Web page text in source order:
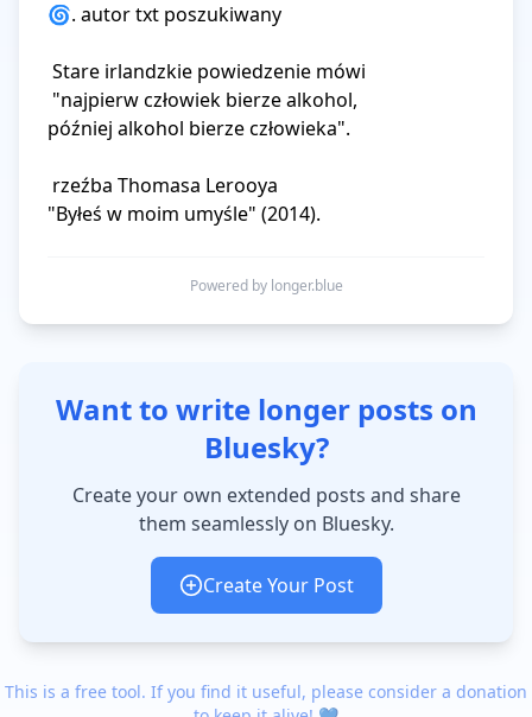
🌀. autor txt poszukiwany
później alkohol bierze człowieka".
"Byłeś w moim umyśle" (2014).
Powered by longer.blue
Want to write longer posts on
Bluesky?
Create your own extended posts and share
them seamlessly on Bluesky.
Create Your Post
This is a free tool. If you find it useful, please consider a donation